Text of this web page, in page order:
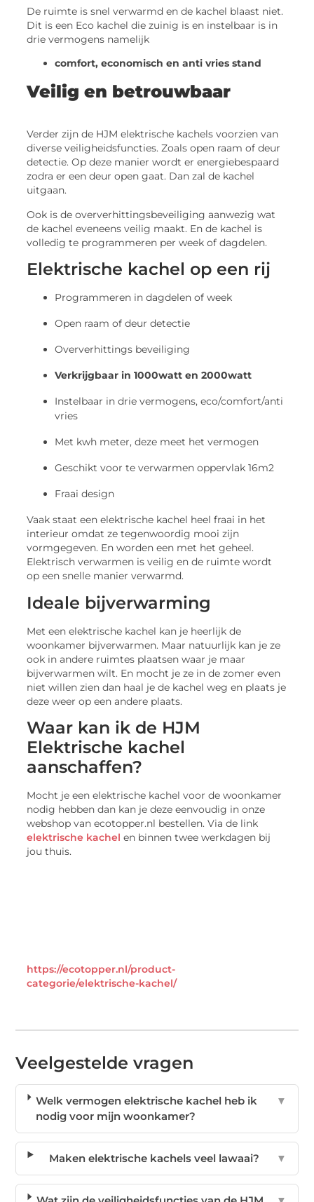
De ruimte is snel verwarmd en de kachel blaast niet.
Dit is een Eco kachel die zuinig is en instelbaar is in
drie vermogens namelijk
comfort, economisch en anti vries stand
Veilig en betrouwbaar
Verder zijn de HJM elektrische kachels voorzien van
diverse veiligheidsfuncties. Zoals open raam of deur
detectie. Op deze manier wordt er energiebespaard
zodra er een deur open gaat. Dan zal de kachel
uitgaan.
Ook is de oververhittingsbeveiliging aanwezig wat
de kachel eveneens veilig maakt. En de kachel is
volledig te programmeren per week of dagdelen.
Elektrische kachel op een rij
Programmeren in dagdelen of week
Open raam of deur detectie
Oververhittings beveiliging
Verkrijgbaar in 1000watt en 2000watt
Instelbaar in drie vermogens, eco/comfort/anti
vries
Met kwh meter, deze meet het vermogen
Geschikt voor te verwarmen oppervlak 16m2
Fraai design
Vaak staat een elektrische kachel heel fraai in het
interieur omdat ze tegenwoordig mooi zijn
vormgegeven. En worden een met het geheel.
Elektrisch verwarmen is veilig en de ruimte wordt
op een snelle manier verwarmd.
Ideale bijverwarming
Met een elektrische kachel kan je heerlijk de
woonkamer bijverwarmen. Maar natuurlijk kan je ze
ook in andere ruimtes plaatsen waar je maar
bijverwarmen wilt. En mocht je ze in de zomer even
niet willen zien dan haal je de kachel weg en plaats je
deze weer op een andere plaats.
Waar kan ik de HJM
Elektrische kachel
aanschaffen?
Mocht je een elektrische kachel voor de woonkamer
nodig hebben dan kan je deze eenvoudig in onze
webshop van ecotopper.nl bestellen. Via de link
elektrische kachel en binnen twee werkdagen bij
jou thuis.
https://ecotopper.nl/product-
categorie/elektrische-kachel/
Veelgestelde vragen
Welk vermogen elektrische kachel heb ik
nodig voor mijn woonkamer?
▼
Maken elektrische kachels veel lawaai? ▼